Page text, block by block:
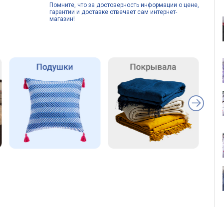
Помните, что за достоверность информации о цене,
гарантии и доставке отвечает сам интернет-
магазин!